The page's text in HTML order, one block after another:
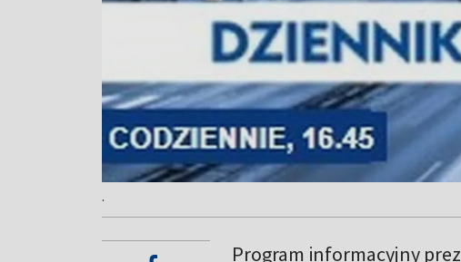
.
Program informacyjny